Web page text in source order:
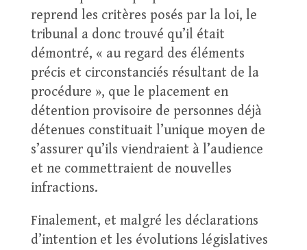
reprend les critères posés par la loi, le
tribunal a donc trouvé qu’il était
démontré, « au regard des éléments
précis et circonstanciés résultant de la
procédure », que le placement en
détention provisoire de personnes déjà
détenues constituait l’unique moyen de
s’assurer qu’ils viendraient à l’audience
et ne commettraient de nouvelles
infractions.
Finalement, et malgré les déclarations
d’intention et les évolutions législatives